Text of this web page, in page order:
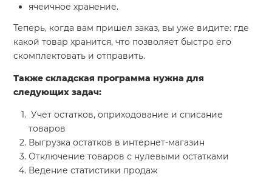
ячеичное хранение.
Теперь, когда вам пришел заказ, вы уже видите: где
какой товар хранится, что позволяет быстро его
скомплектовать и отправить.
Также складская программа нужна для
следующих задач:
Учет остатков, оприходование и списание
товаров
Выгрузка остатков в интернет-магазин
Отключение товаров с нулевыми остатками
Ведение статистики продаж